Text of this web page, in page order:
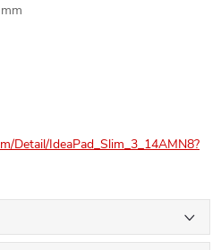
Detail/IdeaPad_Slim_3_14AMN8?